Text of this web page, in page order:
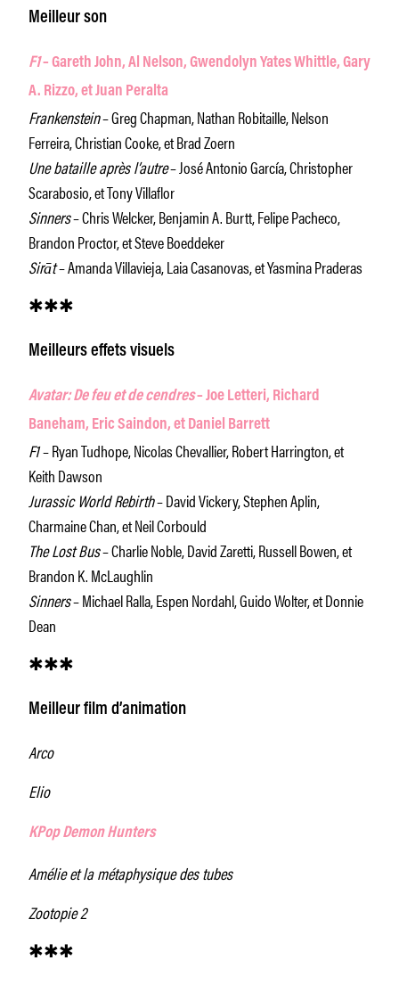
Meilleur son
F1– Gareth John, Al Nelson, Gwendolyn Yates Whittle, Gary
A. Rizzo, et Juan Peralta
Frankenstein– Greg Chapman, Nathan Robitaille, Nelson
Ferreira, Christian Cooke, et Brad Zoern
Une bataille après l’autre– José Antonio García, Christopher
Scarabosio, et Tony Villaflor
Sinners– Chris Welcker, Benjamin A. Burtt, Felipe Pacheco,
Brandon Proctor, et Steve Boeddeker
Sirāt– Amanda Villavieja, Laia Casanovas, et Yasmina Praderas
✱✱✱
Meilleurs effets visuels
Avatar: De feu et de cendres– Joe Letteri, Richard
Baneham, Eric Saindon, et Daniel Barrett
F1– Ryan Tudhope, Nicolas Chevallier, Robert Harrington, et
Keith Dawson
Jurassic World Rebirth– David Vickery, Stephen Aplin,
Charmaine Chan, et Neil Corbould
The Lost Bus– Charlie Noble, David Zaretti, Russell Bowen, et
Brandon K. McLaughlin
Sinners– Michael Ralla, Espen Nordahl, Guido Wolter, et Donnie
Dean
✱✱✱
Meilleur film d’animation
Arco
Elio
KPop Demon Hunters
Amélie et la métaphysique des tubes
Zootopie 2
✱✱✱